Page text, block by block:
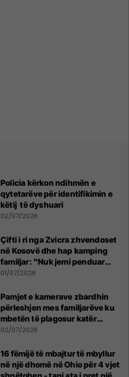
Policia kërkon ndihmën e
qytetarëve për identifikimin e
këtij të dyshuari
02/07/2026
Çifti i ri nga Zvicra zhvendoset
në Kosovë dhe hap kamping
familjar: "Nuk jemi penduar
asnjë ditë"
01/07/2026
Pamjet e kamerave zbardhin
përleshjen mes familjarëve ku
mbetën të plagosur katër
persona
02/07/2026
16 fëmijë të mbajtur të mbyllur
në një dhomë në Ohio për 4 vjet